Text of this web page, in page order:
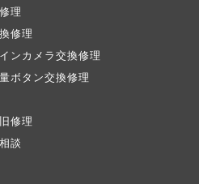
理
修理
ンカメラ交換修理
ボタン交換修理
修理
談